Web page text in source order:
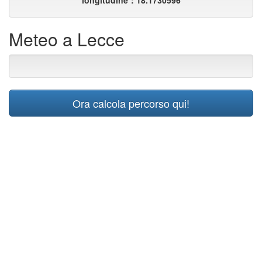
Meteo a Lecce
Ora calcola percorso qui!